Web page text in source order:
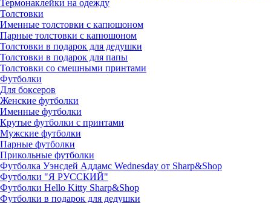
Термонаклейки на одежду
Толстовки
Именные толстовки с капюшоном
Парные толстовки с капюшоном
Толстовки в подарок для дедушки
Толстовки в подарок для папы
Толстовки со смешными принтами
Футболки
Для боксеров
Женские футболки
Именные футболки
Крутые футболки с принтами
Мужские футболки
Парные футболки
Прикольные футболки
Футболка Уэнсдей Аддамс Wednesday от Sharp&Shop
Футболки "Я РУССКИЙ"
Футболки Hello Kitty Sharp&Shop
Футболки в подарок для дедушки